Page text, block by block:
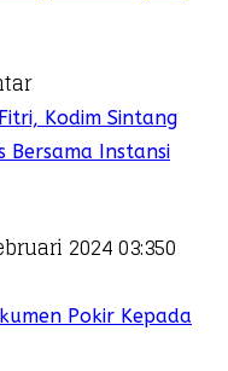
Kodim Sintang
Bersama Instansi
2024 03:350
Pokir Kepada